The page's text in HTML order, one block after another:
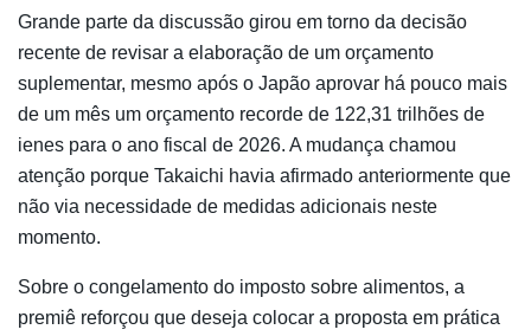
Grande parte da discussão girou em torno da decisão
recente de revisar a elaboração de um orçamento
suplementar, mesmo após o Japão aprovar há pouco mais
de um mês um orçamento recorde de 122,31 trilhões de
ienes para o ano fiscal de 2026. A mudança chamou
atenção porque Takaichi havia afirmado anteriormente que
não via necessidade de medidas adicionais neste
momento.
Sobre o congelamento do imposto sobre alimentos, a
premiê reforçou que deseja colocar a proposta em prática